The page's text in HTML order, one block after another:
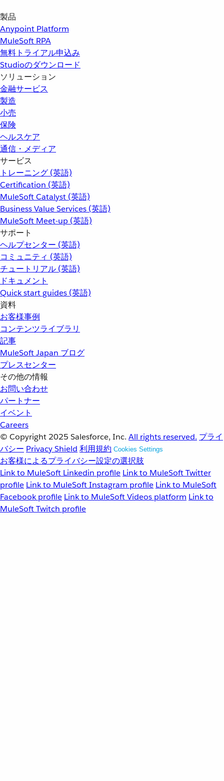
製品
Anypoint Platform
MuleSoft RPA
無料トライアル申込み
Studioのダウンロード
ソリューション
金融サービス
製造
小売
保険
ヘルスケア
通信・メディア
サービス
トレーニング (英語)
Certification (英語)
MuleSoft Catalyst (英語)
Business Value Services (英語)
MuleSoft Meet-up (英語)
サポート
ヘルプセンター (英語)
コミュニティ (英語)
チュートリアル (英語)
ドキュメント
Quick start guides (英語)
資料
お客様事例
コンテンツライブラリ
記事
MuleSoft Japan ブログ
プレスセンター
その他の情報
お問い合わせ
パートナー
イベント
Careers
© Copyright 2025 Salesforce, Inc. All rights reserved. プライ
バシー Privacy Shield 利用規約 Cookies Settings
お客様によるプライバシー設定の選択肢
Link to MuleSoft Linkedin profile Link to MuleSoft Twitter
profile Link to MuleSoft Instagram profile Link to MuleSoft
Facebook profile Link to MuleSoft Videos platform Link to
MuleSoft Twitch profile